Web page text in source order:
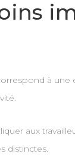
à
aux
distinctes.